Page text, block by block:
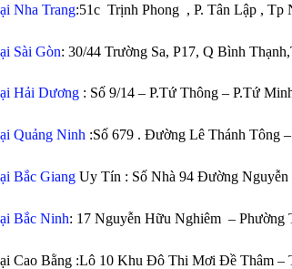
Nha Trang:51c Trịnh Phong , P. Tân Lập , Tp
Sài Gòn: 30/44 Trường Sa, P17, Q Bình
Hải Dương : Số 9/14 – P.Tứ Thông – P.Tứ
Quảng Ninh :Số 679 . Đường Lê Thánh Tông
Bắc Giang Uy Tín : Số Nhà 94 Đường
Bắc Ninh: 17 Nguyễn Hữu Nghiêm –
Cao Bằng :Lô 10 Khu Đô Thi Mơi Đề Thâm –